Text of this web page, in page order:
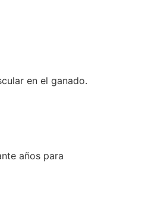
en el ganado.
años para